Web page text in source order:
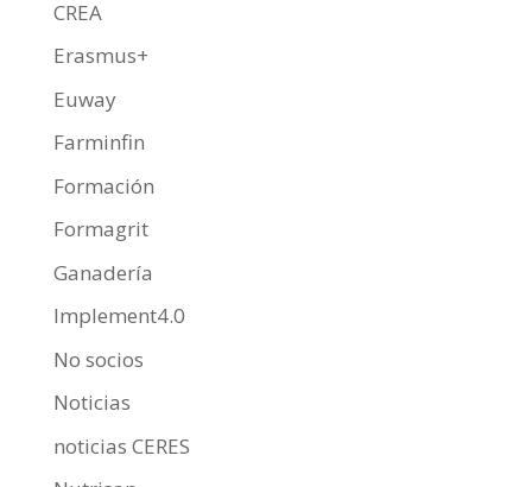
CREA
Erasmus+
Euway
Farminfin
Formación
Formagrit
Ganadería
Implement4.0
No socios
Noticias
noticias CERES